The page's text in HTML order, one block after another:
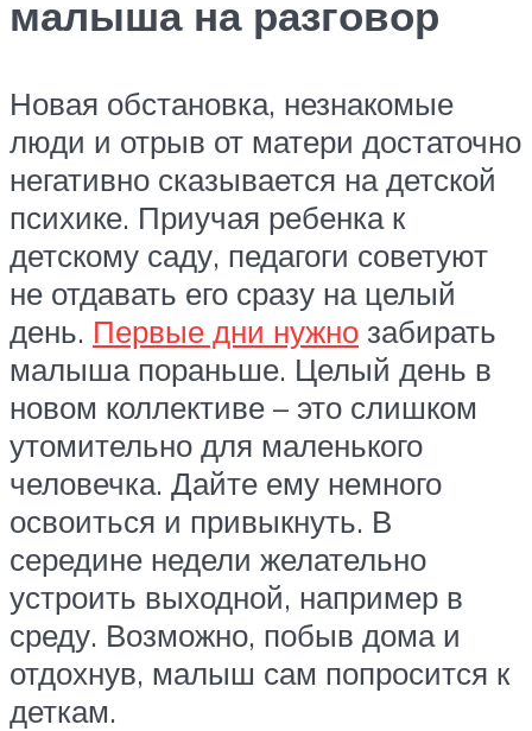
малыша на разговор
Новая обстановка, незнакомые
люди и отрыв от матери достаточно
негативно сказывается на детской
психике. Приучая ребенка к
детскому саду, педагоги советуют
не отдавать его сразу на целый
день. Первые дни нужно забирать
малыша пораньше. Целый день в
новом коллективе – это слишком
утомительно для маленького
человечка. Дайте ему немного
освоиться и привыкнуть. В
середине недели желательно
устроить выходной, например в
среду. Возможно, побыв дома и
отдохнув, малыш сам попросится к
деткам.